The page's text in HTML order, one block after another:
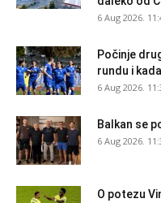
6 Aug 2026.
Počinje
rundu i
6 Aug 2026.
Balkan se
6 Aug 2026.
O potezu